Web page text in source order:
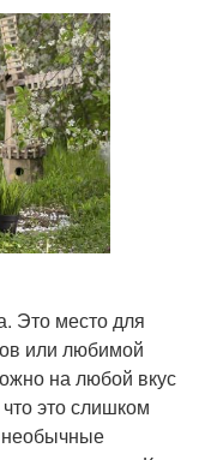
Это место для
или любимой
на любой вкус
это слишком
необычные